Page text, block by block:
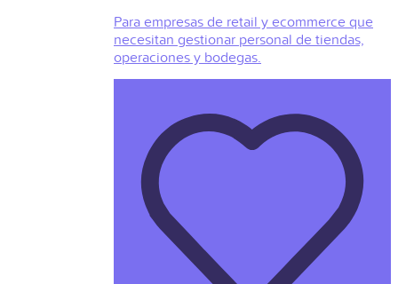
Para empresas de retail y ecommerce que
necesitan gestionar personal de tiendas,
operaciones y bodegas.